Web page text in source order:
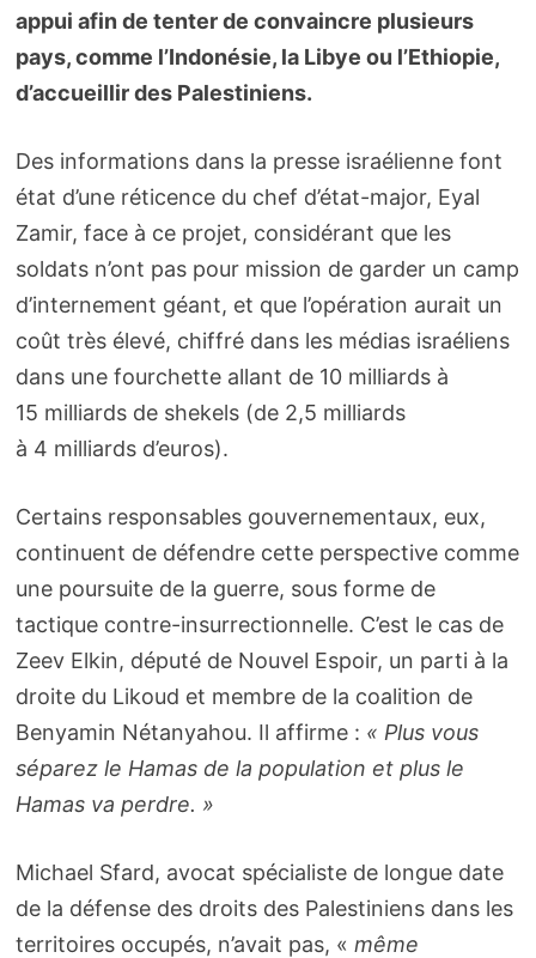
appui afin de tenter de convaincre plusieurs
pays, comme l’Indonésie, la Libye ou l’Ethiopie,
d’accueillir des Palestiniens.
Des informations dans la presse israélienne font
état d’une réticence du chef d’état-major, Eyal
Zamir, face à ce projet, considérant que les
soldats n’ont pas pour mission de garder un camp
d’internement géant, et que l’opération aurait un
coût très élevé, chiffré dans les médias israéliens
dans une fourchette allant de 10 milliards à
15 milliards de shekels (de 2,5 milliards
à 4 milliards d’euros).
Certains responsables gouvernementaux, eux,
continuent de défendre cette perspective comme
une poursuite de la guerre, sous forme de
tactique contre-insurrectionnelle. C’est le cas de
Zeev Elkin, député de Nouvel Espoir, un parti à la
droite du Likoud et membre de la coalition de
Benyamin Nétanyahou. Il affirme : « Plus vous
séparez le Hamas de la population et plus le
Hamas va perdre. »
Michael Sfard, avocat spécialiste de longue date
de la défense des droits des Palestiniens dans les
territoires occupés, n’avait pas, « même